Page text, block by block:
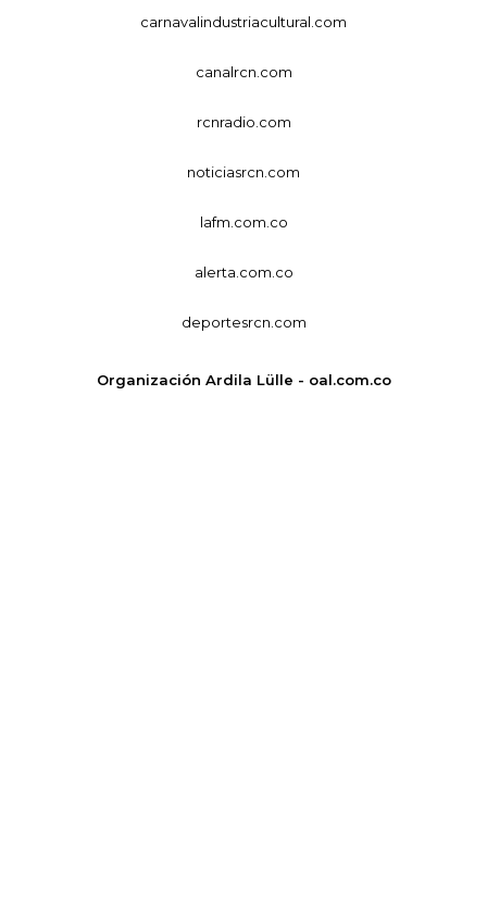
carnavalindustriacultural.com
canalrcn.com
rcnradio.com
noticiasrcn.com
lafm.com.co
alerta.com.co
deportesrcn.com
Organización Ardila Lülle - oal.com.co